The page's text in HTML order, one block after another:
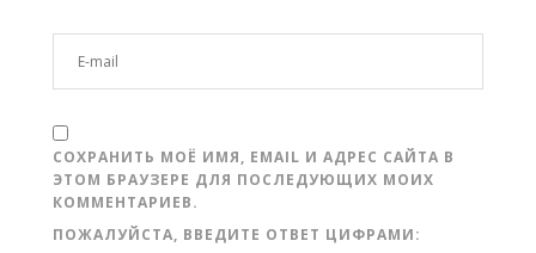
СОХРАНИТЬ МОЁ ИМЯ, EMAIL И АДРЕС САЙТА В
ЭТОМ БРАУЗЕРЕ ДЛЯ ПОСЛЕДУЮЩИХ МОИХ
КОММЕНТАРИЕВ.
ПОЖАЛУЙСТА, ВВЕДИТЕ ОТВЕТ ЦИФРАМИ: